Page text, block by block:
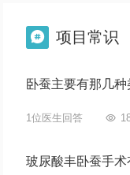
 项目常识
卧蚕主要有那几种
1位医生回答 
玻尿酸丰卧蚕手术